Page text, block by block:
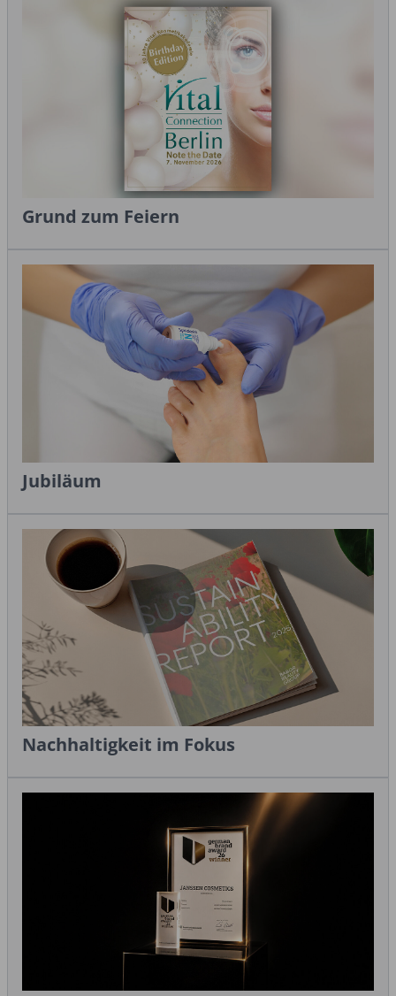
Grund zum Feiern
Jubiläum
Nachhaltigkeit im Fokus